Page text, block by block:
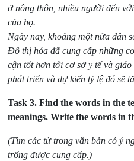
ở nông thôn, nhiều người đến
của họ.
Ngày nay, khoảng một nửa dân
Đô thị hóa đã cung cấp những
cận tốt hơn tới cơ sở y tế và
phát triển và dự kiến tỷ lệ đó sẽ
Task 3. Find the words in the
meanings. Write the words in
(Tìm các từ trong văn bản có ý
trống được cung cấp.)